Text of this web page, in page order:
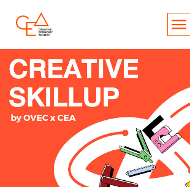
WHAT ARE YOU
FOR?